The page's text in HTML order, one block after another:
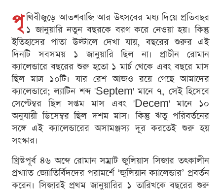
পৃ থিবীজুড়ে আতশবাজি আর উৎসবের মধ্য দিয়ে প্রতিবছর
১ জানুয়ারি নতুন বছরকে বরণ করে নেওয়া হয়। কিন্তু
ইতিহাসের পাতা উল্টালে দেখা যায়, বছরের শুরুর এই
দিনটি সবসময় ১ জানুয়ারি ছিল না। প্রাচীন রোমান
ক্যালেন্ডারে বছরের শুরু হতো ১ মার্চ থেকে এবং বছরে মাস
ছিল মাত্র ১০টি। যার রেশ আজও রয়ে গেছে আমাদের
ক্যালেন্ডারে; ল্যাটিন শব্দ 'Septem' মানে ৭, সেই হিসেবে
সেপ্টেম্বর ছিল সপ্তম মাস এবং 'Decem' মানে ১০
অনুযায়ী ডিসেম্বর ছিল দশম মাস। কিন্তু ঋতু পরিবর্তনের
সঙ্গে এই ক্যালেন্ডারের অসামঞ্জস্য দূর করতেই শুরু হয়
সংস্কার।
খ্রিস্টপূর্ব ৪৬ অব্দে রোমান সম্রাট জুলিয়াস সিজার তৎকালীন
প্রখ্যাত জ্যোতির্বিদদের পরামর্শে ‘জুলিয়ান ক্যালেন্ডার’ প্রবর্তন
করেন। সিজারই প্রথম জানুয়ারির ১ তারিখকে বছরের শুরু